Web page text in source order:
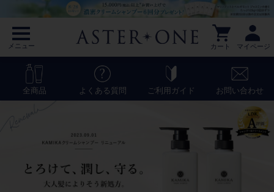
メニュー マイページ
カート
全商品 よくある質問 ご利用ガイド お問い合わせ